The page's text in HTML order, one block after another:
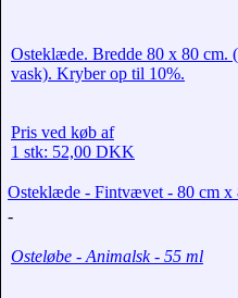
Osteklæde. Bredde 80 x 80 cm.
vask). Kryber op til 10%.
Pris ved køb af
1 stk: 52,00 DKK
Osteklæde - Fintvævet - 80 cm x
-
Osteløbe - Animalsk - 55 ml